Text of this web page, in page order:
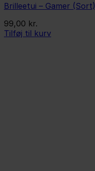
Brilleetui – Gamer (Sort)
99,00 kr.
Tilføj til kurv